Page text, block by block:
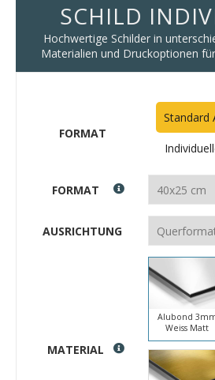
SCHILD
Hochwertige Schilder in
Materialien und Druckoptionen
FORMAT
Standard
FORMAT
AUSRICHTUNG
MATERIAL
Alubond
Weiss Matt